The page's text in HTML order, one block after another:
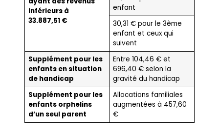
inférieurs à
33.887,51 €
enfant
30,31 € pour le 3ème
enfant et ceux qui
suivent
Supplément pour les
enfants en situation
de handicap
Entre 104,46 € et
696,40 € selon la
gravité du handicap
Supplément pour les
enfants orphelins
d’un seul parent
Allocations familiales
augmentées à 457,60
€